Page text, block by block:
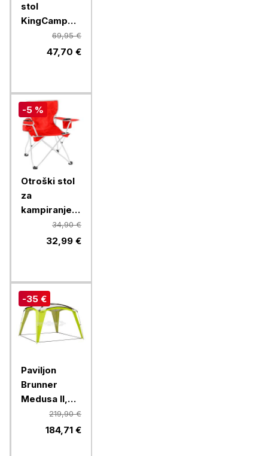
stol
KingCamp
KC3841, siv
69,95 €
47,70 €
-5 %
Otroški stol
za
kampiranje
Brunner
ACTION KIDS
34,90 €
32,99 €
-35 €
Paviljon
Brunner
Medusa II,
0102034NC30,
300 x 300
219,90 €
184,71 €